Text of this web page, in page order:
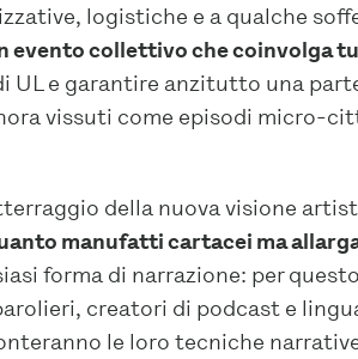
logistiche e a qualche
evento collettivo che coinvolga
UL e garantire anzitutto una
vissuti come episodi micro-
della nuova visione
manufatti cartacei ma
forma di narrazione: per
creatori di podcast e
le loro tecniche